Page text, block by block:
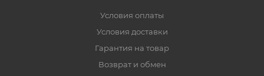
Условия оплаты
Условия доставки
Гарантия на товар
Возврат и обмен